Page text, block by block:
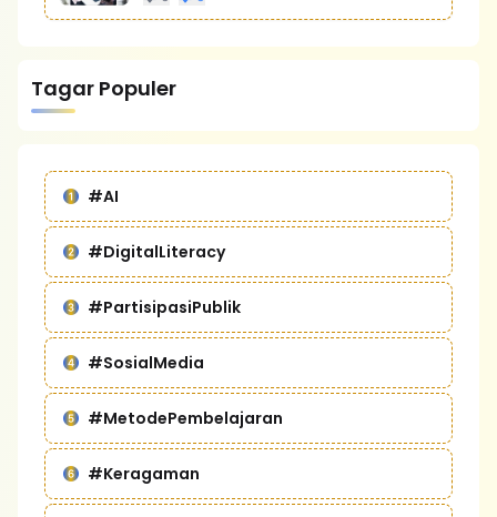
Tagar Populer
#AI
#DigitalLiteracy
#PartisipasiPublik
#SosialMedia
#MetodePembelajaran
#Keragaman